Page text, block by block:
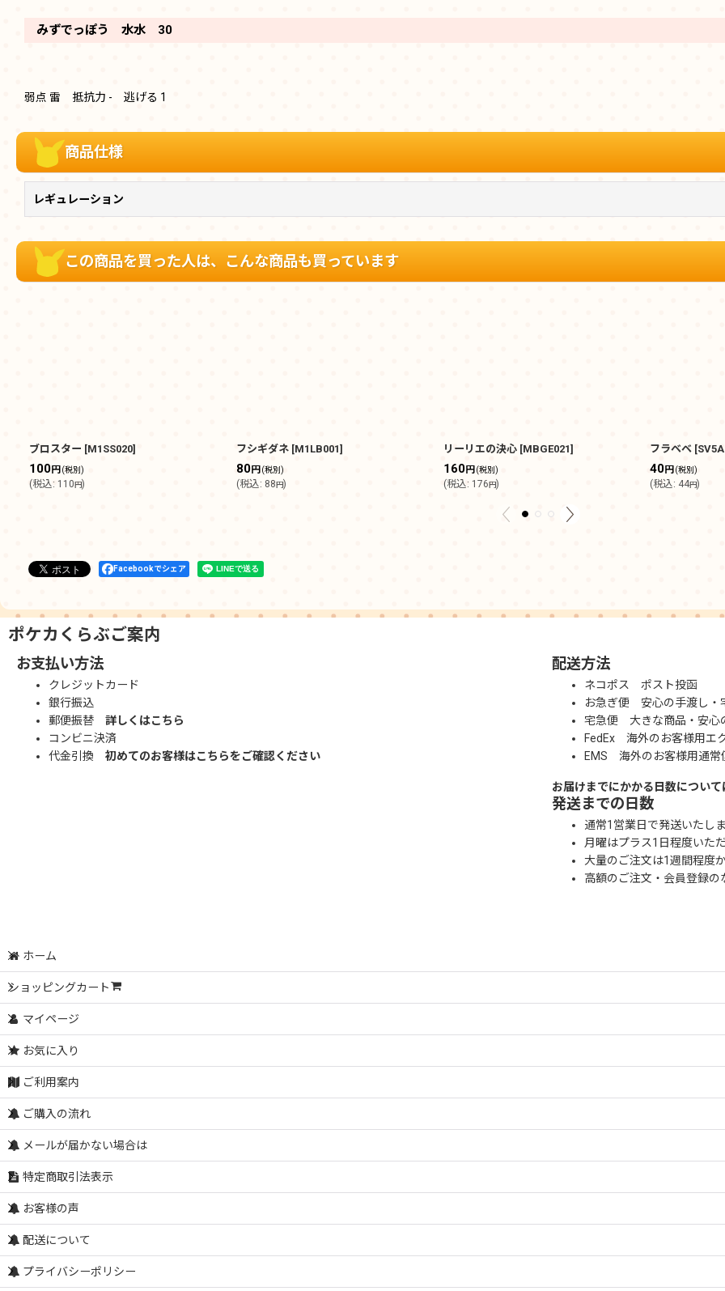
みずでっぽう 水水 30
弱点 雷 抵抗力 - 逃げる 1
商品仕様
レギュレーション
この商品を買った人は、こんな商品も買っています
ブロスター [M1SS020]
100円(税別)
(税込: 110円)
フシギダネ [M1LB001]
80円 (税別)
(税込: 88円)
リーリエの決心 [MBGE021]
160円 (税別)
(税込: 176円)
フラベベ [
40円(税別)
(税込: 44円)
Facebookでシェア
ポケカくらぶご案内
お支払い方法
クレジットカード
銀行振込
郵便振替 詳しくはこちら
コンビニ決済
代金引換 初めてのお客様はこちらをご確認ください
配送方法
ネコポス ポスト投函
お急ぎ便 安心の手渡し・
宅急便 大きな商品・安心
FedEx 海外のお客様用エ
EMS 海外のお客様用通常
お届けまでにかかる日数について
発送までの日数
通常1営業日で発送いたし
月曜はプラス1日程度いた
大量のご注文は1週間程度
高額のご注文・会員登録
ホーム
ショッピングカート
マイページ
お気に入り
ご利用案内
ご購入の流れ
メールが届かない場合は
特定商取引法表示
お客様の声
配送について
プライバシーポリシー